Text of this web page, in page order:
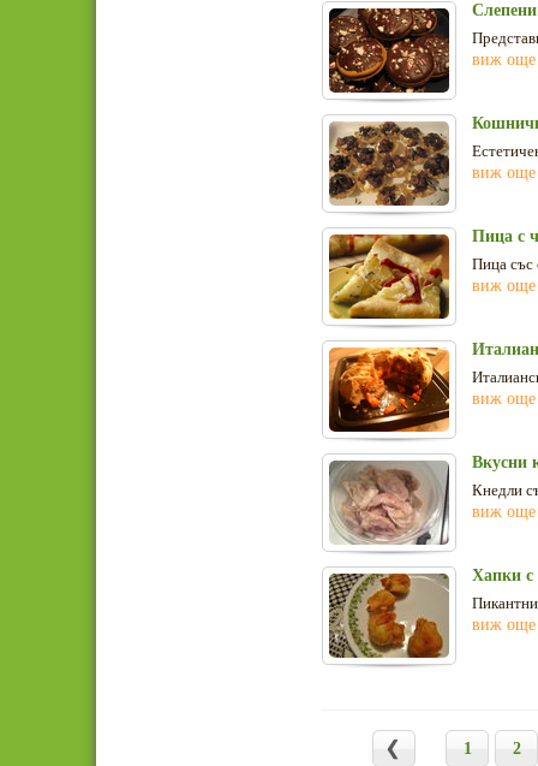
виж още
виж още
Пица с
Пица със
виж още
виж още
Вкусни
Кнедли
виж още
Хапки с
виж още
1 2